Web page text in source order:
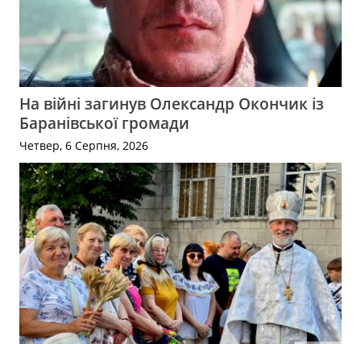
На війні загинув Олександр Окончик із
Баранівської громади
Четвер, 6 Серпня, 2026